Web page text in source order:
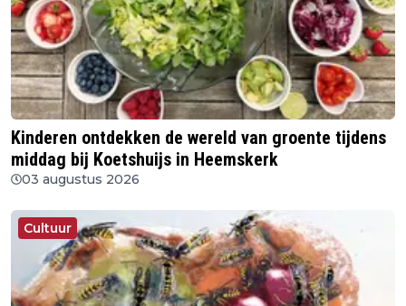
Kinderen ontdekken de wereld van groente tijdens
middag bij Koetshuijs in Heemskerk
03 augustus 2026
Cultuur